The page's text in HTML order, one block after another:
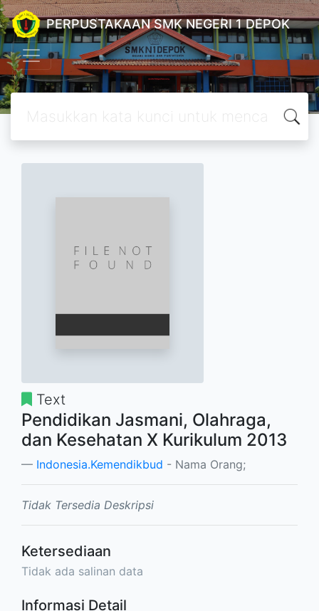
PERPUSTAKAAN SMK NEGERI 1 DEPOK
Text
Pendidikan Jasmani, Olahraga,
dan Kesehatan X Kurikulum 2013
Indonesia.Kemendikbud - Nama Orang;
Tidak Tersedia Deskripsi
Ketersediaan
Tidak ada salinan data
Informasi Detail